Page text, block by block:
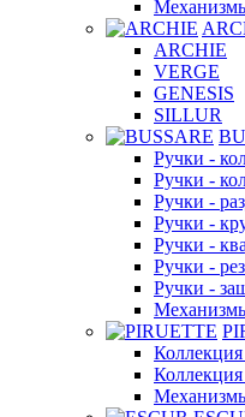
ARCHIE
VERGE
GENESIS
SILLUR
Ручки -
Ручки -
Ручки -
Ручки -
Ручки -
Ручки -
Ручки -